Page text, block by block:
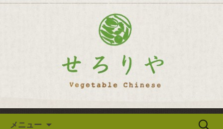
逗子の野菜を使った創作中華
「せろりや」のブログ
逗子の野菜を使った創作中華「せろり
メニュー
検